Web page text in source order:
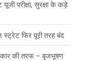
परीक्षा, सुरक्षा के कड़े
स्ट्रेट फिर पूरी तरह बंद
की तरफ – बृजभूषण